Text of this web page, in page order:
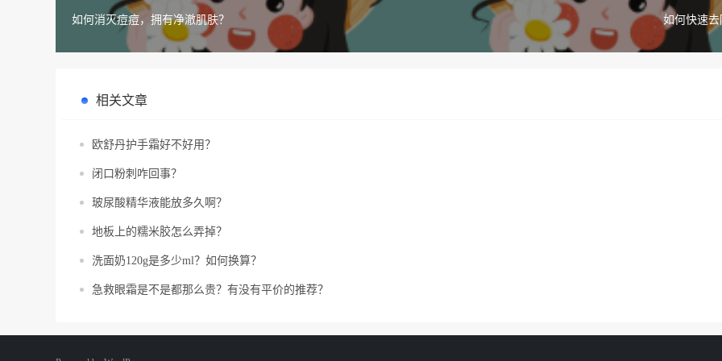
如何消灭痘痘，拥有净澈肌肤？ 如何快速
相关文章
欧舒丹护手霜好不好用？
闭口粉刺咋回事？
玻尿酸精华液能放多久啊？
地板上的糯米胶怎么弄掉？
洗面奶120g是多少ml？如何换算？
急救眼霜是不是都那么贵？有没有平价的推荐？